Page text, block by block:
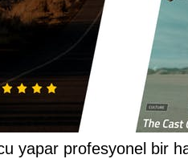
yapar profesyonel bir